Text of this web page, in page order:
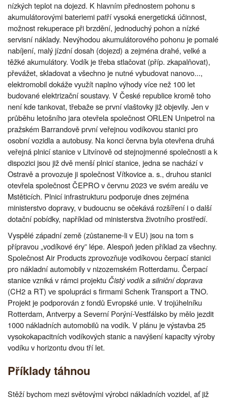
nízkých teplot na dojezd. K hlavním přednostem pohonu s
akumulátorovými bateriemi patří vysoká energetická účinnost,
možnost rekuperace při brzdění, jednoduchý pohon a nízké
servisní náklady. Nevýhodou akumulátorového pohonu je pomalé
nabíjení, malý jízdní dosah (dojezd) a zejména drahé, velké a
těžké akumulátory. Vodík je třeba stlačovat (příp. zkapalňovat),
převážet, skladovat a všechno je nutné vybudovat nanovo...,
elektromobil dokáže využít naplno výhody více než 100 let
budované elektrizační soustavy. V České republice kromě toho
není kde tankovat, třebaže se první vlaštovky již objevily. Jen v
průběhu letošního jara otevřela společnost ORLEN Unipetrol na
pražském Barrandově první veřejnou vodíkovou stanici pro
osobní vozidla a autobusy. Na konci června byla otevřena druhá
veřejná plnicí stanice v Litvínově od stejnojmenné společnosti a k
dispozici jsou již dvě menší plnicí stanice, jedna se nachází v
Ostravě a provozuje ji společnost Vítkovice a. s., druhou stanici
otevřela společnost ČEPRO v červnu 2023 ve svém areálu ve
Mstěticích. Plnicí infrastrukturu podporuje dnes zejména
ministerstvo dopravy, v budoucnu se očekává rozšíření i o další
dotační pobídky, například od ministerstva životního prostředí.
Vyspělé západní země (zůstaneme-li v EU) jsou na tom s
přípravou „vodíkové éry” lépe. Alespoň jeden příklad za všechny.
Společnost Air Products zprovozňuje vodíkovou čerpací stanici
pro nákladní automobily v nizozemském Rotterdamu. Čerpací
stanice vzniká v rámci projektu Čistý vodík a silniční doprava
(CH2 a RT) ve spolupráci s firmami Schenk Transport a TNO.
Projekt je podporován z fondů Evropské unie. V trojúhelníku
Rotterdam, Antverpy a Severní Porýní-Vestfálsko by mělo jezdit
1000 nákladních automobilů na vodík. V plánu je výstavba 25
vysokokapacitních vodíkových stanic a navýšení kapacity výroby
vodíku v horizontu dvou tří let.
Příklady táhnou
Stěží bychom mezi světovými výrobci nákladních vozidel, ať již